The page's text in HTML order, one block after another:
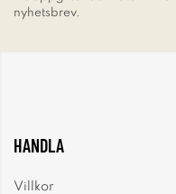
nyhetsbrev.
HANDLA
Villkor